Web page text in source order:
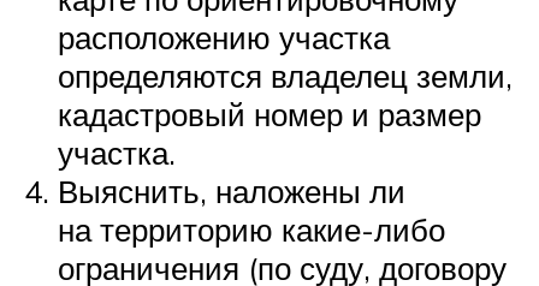
расположению участка
определяются владелец земли,
кадастровый номер и размер
участка.
Выяснить, наложены ли
на территорию какие-либо
ограничения (по суду, договору